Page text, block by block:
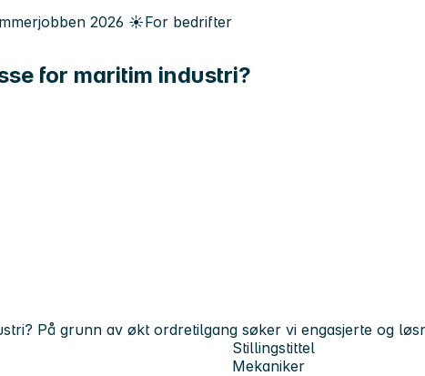
2026 ☀️For bedrifter
for maritim industri?
På grunn av økt ordretilgang søker vi engasjerte og
Stillingstittel
Mekaniker